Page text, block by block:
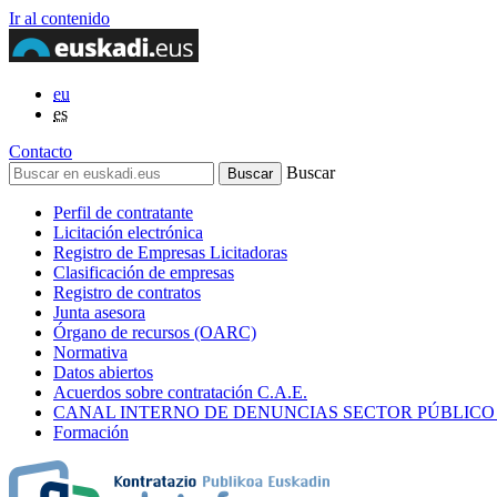
Ir al contenido
eu
es
Contacto
Buscar
Perfil de contratante
Licitación electrónica
Registro de Empresas Licitadoras
Clasificación de empresas
Registro de contratos
Junta asesora
Órgano de recursos (OARC)
Normativa
Datos abiertos
Acuerdos sobre contratación C.A.E.
CANAL INTERNO DE DENUNCIAS SECTOR
Formación